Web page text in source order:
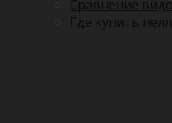
Сравнение
Где купить